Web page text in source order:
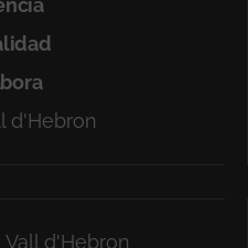
d'Hebron
d'Hebron